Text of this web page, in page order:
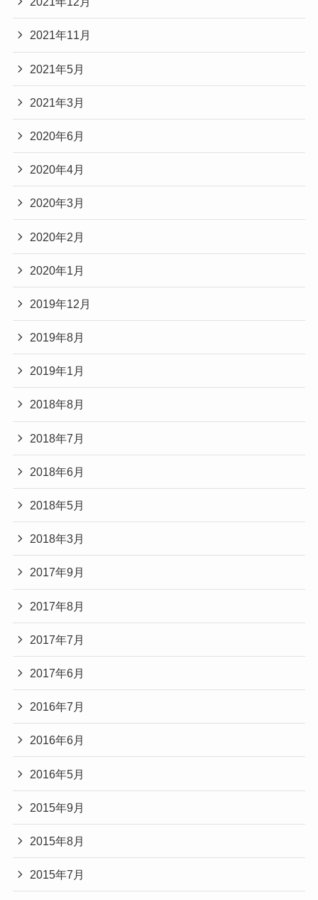
2021年11月
2021年5月
2021年3月
2020年6月
2020年4月
2020年3月
2020年2月
2020年1月
2019年12月
2019年8月
2019年1月
2018年8月
2018年7月
2018年6月
2018年5月
2018年3月
2017年9月
2017年8月
2017年7月
2017年6月
2016年7月
2016年6月
2016年5月
2015年9月
2015年8月
2015年7月